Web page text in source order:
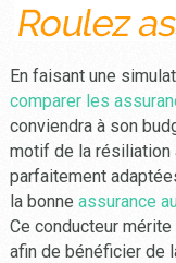
En faisant une
comparer les
conviendra à son
motif de la résiliation
parfaitement
la bonne assurance
Ce conducteur
afin de bénéficier de